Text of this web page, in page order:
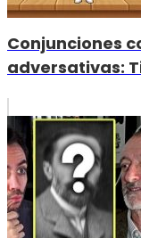
Conjunciones
adversativas: